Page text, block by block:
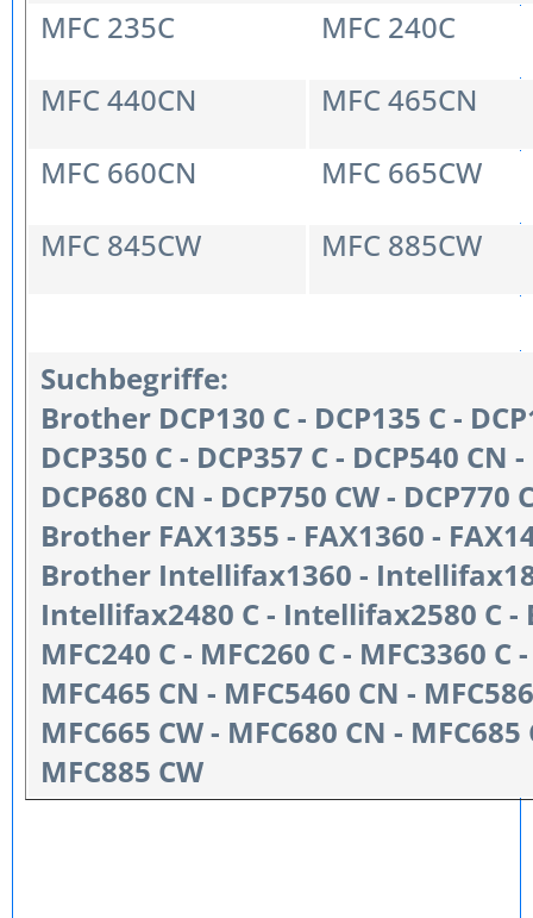
MFC 235C
MFC 240C
MFC 440CN
MFC 465CN
MFC 660CN
MFC 665CW
MFC 845CW
MFC 885CW
Suchbegriffe:
Brother DCP130 C - DCP135 C -
DCP350 C - DCP357 C - DCP540 CN
DCP680 CN - DCP750 CW - DCP770
Brother FAX1355 - FAX1360 -
Brother Intellifax1360 -
Intellifax2480 C - Intellifax2580 C -
MFC240 C - MFC260 C - MFC3360 C
MFC465 CN - MFC5460 CN -
MFC665 CW - MFC680 CN - MFC685
MFC885 CW